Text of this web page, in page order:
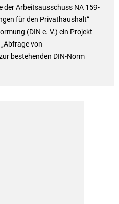
Arbeitsausschuss NA 159-
für den Privathaushalt“
(DIN e. V.) ein Projekt
von
bestehenden DIN-Norm